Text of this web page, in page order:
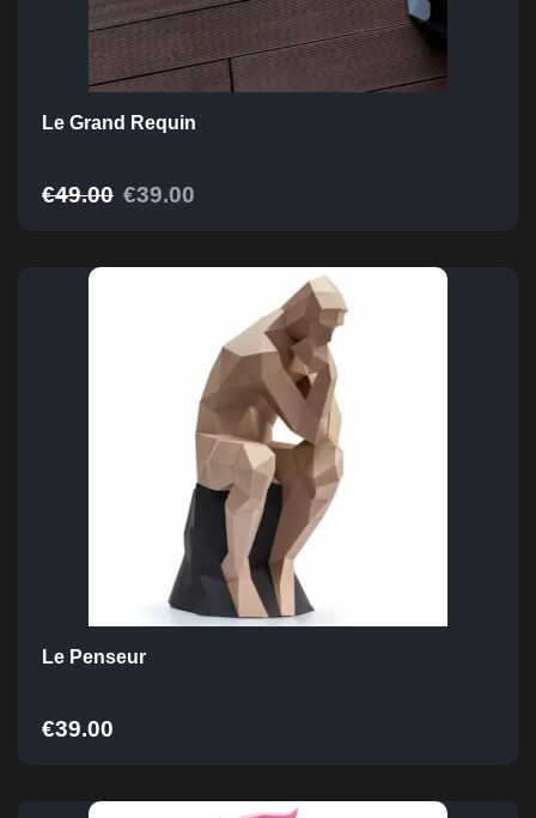
Le Grand Requin
€49.00 €39.00
Le Penseur
€39.00